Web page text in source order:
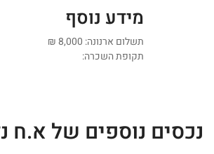
מידע נוסף
תשלום ארנונה: 8,000
₪
תקופת השכרה:
נכסים נוספים של א.ח